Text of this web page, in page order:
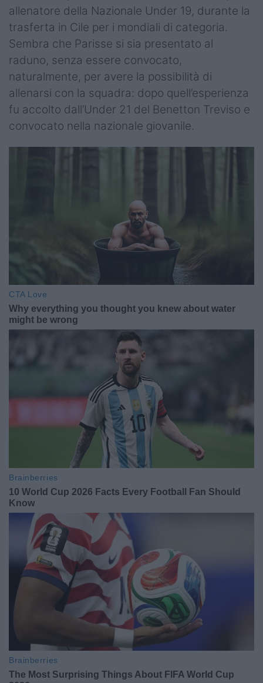
allenatore della Nazionale Under 19, durante la
trasferta in Cile per i mondiali di categoria.
Sembra che Parisse si sia presentato al
raduno, senza essere convocato,
naturalmente, per avere la possibilità di
allenarsi con la squadra: dopo quell’esperienza
fu accolto dall’Under 21 del Benetton Treviso e
convocato nella nazionale giovanile.